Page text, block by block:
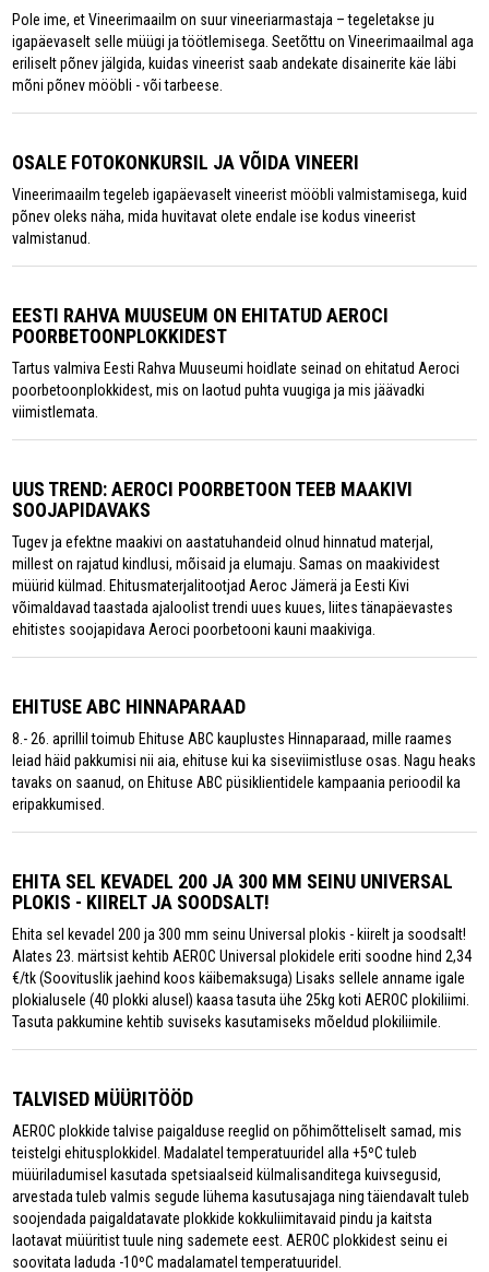
Pole ime, et Vineerimaailm on suur vineeriarmastaja – tegeletakse ju
igapäevaselt selle müügi ja töötlemisega. Seetõttu on Vineerimaailmal aga
eriliselt põnev jälgida, kuidas vineerist saab andekate disainerite käe läbi
mõni põnev mööbli - või tarbeese.
OSALE FOTOKONKURSIL JA VÕIDA VINEERI
Vineerimaailm tegeleb igapäevaselt vineerist mööbli valmistamisega, kuid
põnev oleks näha, mida huvitavat olete endale ise kodus vineerist
valmistanud.
EESTI RAHVA MUUSEUM ON EHITATUD AEROCI
POORBETOONPLOKKIDEST
Tartus valmiva Eesti Rahva Muuseumi hoidlate seinad on ehitatud Aeroci
poorbetoonplokkidest, mis on laotud puhta vuugiga ja mis jäävadki
viimistlemata.
UUS TREND: AEROCI POORBETOON TEEB MAAKIVI
SOOJAPIDAVAKS
Tugev ja efektne maakivi on aastatuhandeid olnud hinnatud materjal,
millest on rajatud kindlusi, mõisaid ja elumaju. Samas on maakividest
müürid külmad. Ehitusmaterjalitootjad Aeroc Jämerä ja Eesti Kivi
võimaldavad taastada ajaloolist trendi uues kuues, liites tänapäevastes
ehitistes soojapidava Aeroci poorbetooni kauni maakiviga.
EHITUSE ABC HINNAPARAAD
8.- 26. aprillil toimub Ehituse ABC kauplustes Hinnaparaad, mille raames
leiad häid pakkumisi nii aia, ehituse kui ka siseviimistluse osas. Nagu heaks
tavaks on saanud, on Ehituse ABC püsiklientidele kampaania perioodil ka
eripakkumised.
EHITA SEL KEVADEL 200 JA 300 MM SEINU UNIVERSAL
PLOKIS - KIIRELT JA SOODSALT!
Ehita sel kevadel 200 ja 300 mm seinu Universal plokis - kiirelt ja soodsalt!
Alates 23. märtsist kehtib AEROC Universal plokidele eriti soodne hind 2,34
€/tk (Soovituslik jaehind koos käibemaksuga) Lisaks sellele anname igale
plokialusele (40 plokki alusel) kaasa tasuta ühe 25kg koti AEROC plokiliimi.
Tasuta pakkumine kehtib suviseks kasutamiseks mõeldud plokiliimile.
TALVISED MÜÜRITÖÖD
AEROC plokkide talvise paigalduse reeglid on põhimõtteliselt samad, mis
teistelgi ehitusplokkidel. Madalatel temperatuuridel alla +5ºC tuleb
müüriladumisel kasutada spetsiaalseid külmalisanditega kuivsegusid,
arvestada tuleb valmis segude lühema kasutusajaga ning täiendavalt tuleb
soojendada paigaldatavate plokkide kokkuliimitavaid pindu ja kaitsta
laotavat müüritist tuule ning sademete eest. AEROC plokkidest seinu ei
soovitata laduda -10ºC madalamatel temperatuuridel.